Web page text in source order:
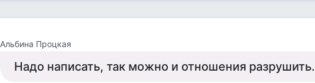
Альбина Процкая
Надо написать, так можно и отношения разрушить.